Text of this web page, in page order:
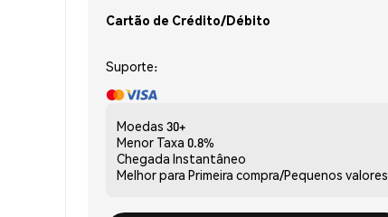
Cartão de Crédito/Débito
Suporte:
Moedas 30+
Menor Taxa 0.8%
Chegada Instantâneo
Melhor para Primeira compra/Pequenos valores